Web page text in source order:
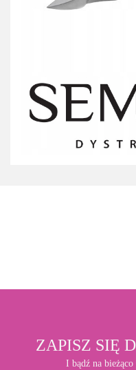
ZAPISZ SIĘ
I bądź na